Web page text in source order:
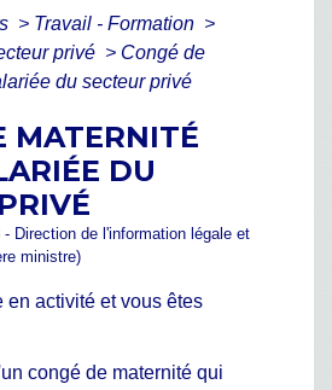
> Travail - Formation >
privé > Congé de
du secteur privé
MATERNITÉ
DU
Direction de l'information légale et
ministre)
en activité et vous êtes
congé de maternité qui